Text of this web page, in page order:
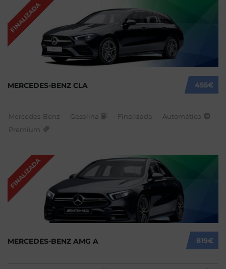
FINALIZADA
455€
MERCEDES-BENZ CLA
Mercedes-Benz Gasolina Finalizada
Automático
Premium
FINALIZADA
819€
MERCEDES-BENZ AMG A